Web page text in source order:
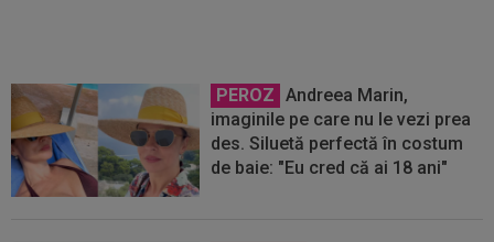
PEROZ Andreea Marin,
imaginile pe care nu le vezi prea
des. Siluetă perfectă în costum
de baie: "Eu cred că ai 18 ani"